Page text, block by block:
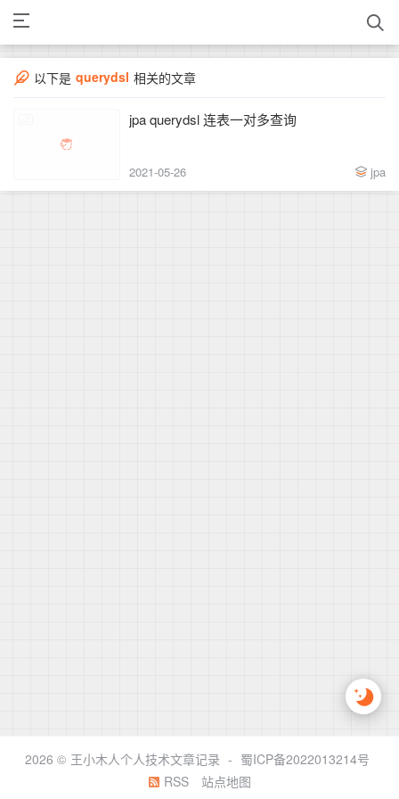
以下是 querydsl 相关的文章
jpa querydsl 连表一对多查询
2021-05-26 jpa
2026 © 王小木人个人技术文章记录 - 蜀ICP备2022013214号
RSS
站点地图